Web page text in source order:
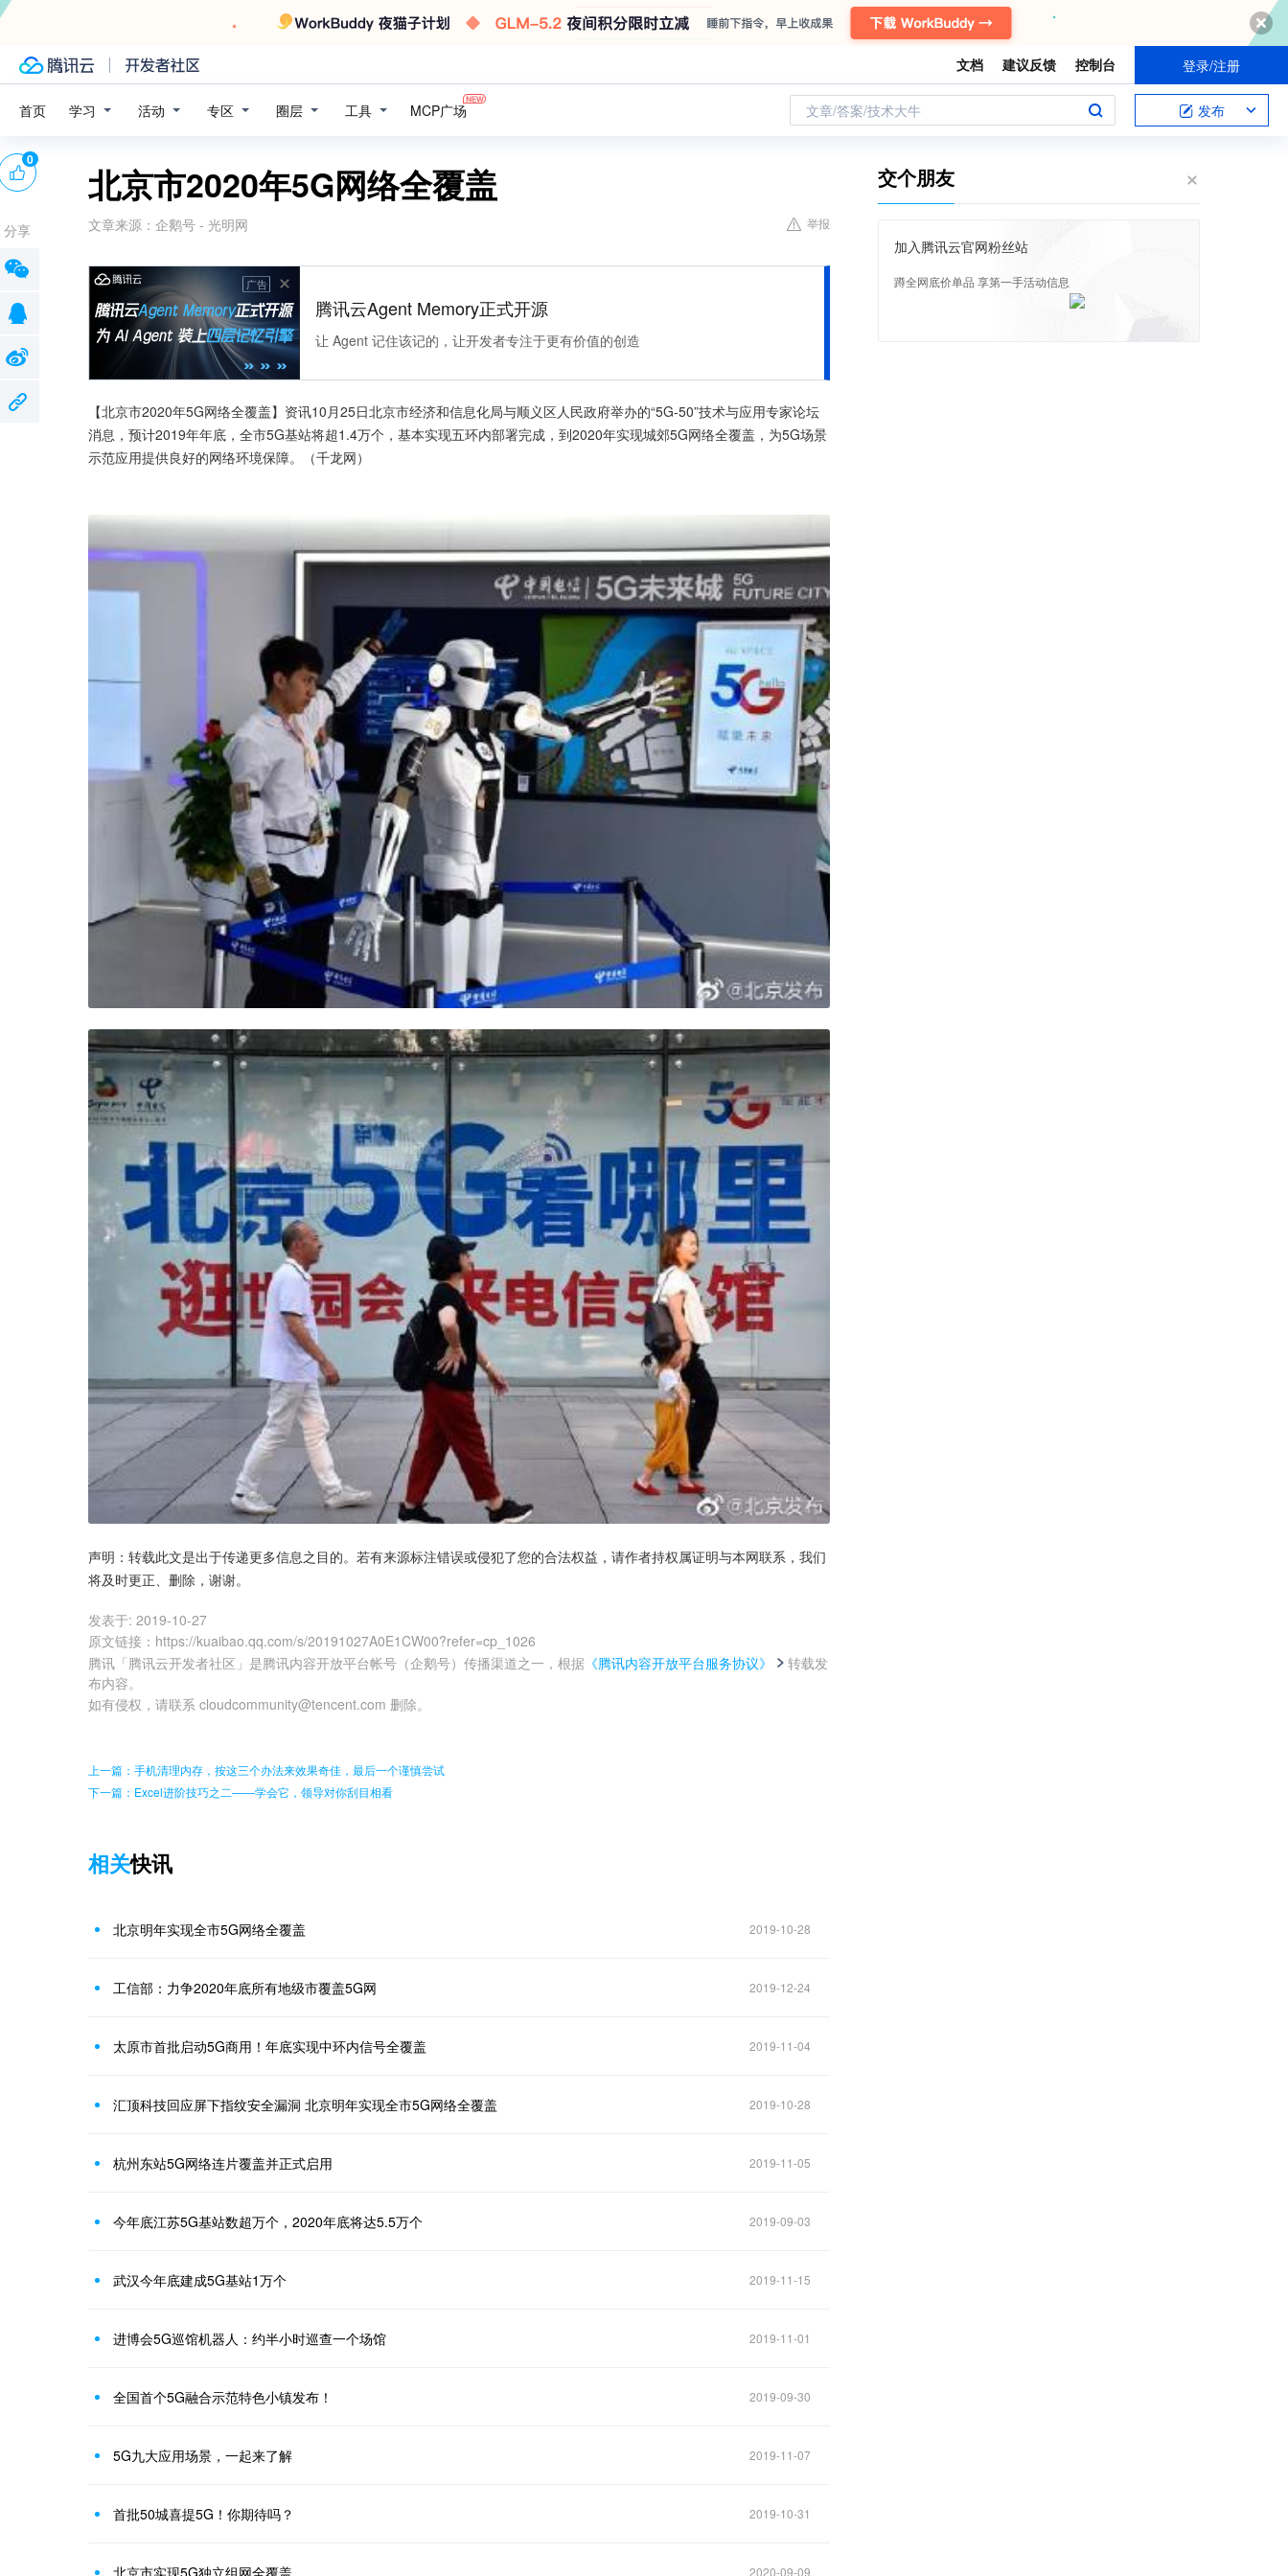
文档 建议反馈 控制台 登录/注册
首页 学习 活动 专区 圈层 工具 MCP广场 文章/答案/技术大牛 发布
北京市2020年5G网络全覆盖
文章来源： 企鹅号 - 光明网 举报
广告
腾讯云Agent Memory正式开源
让 Agent 记住该记的，让开发者专注于更有价值的创造
【北京市2020年5G网络全覆盖】资讯10月25日北京市经济和信息化局与顺义区人民政府举办的“5G-50”技术与应用专家论坛
消息，预计2019年年底，全市5G基站将超1.4万个，基本实现五环内部署完成，到2020年实现城郊5G网络全覆盖，为5G场景
示范应用提供良好的网络环境保障。（千龙网） ​
声明：转载此文是出于传递更多信息之目的。若有来源标注错误或侵犯了您的合法权益，请作者持权属证明与本网联系，我们
将及时更正、删除，谢谢。
发表于: 2019-10-27
原文链接 ： https://kuaibao.qq.com/s/20191027A0E1CW00?refer=cp_1026
腾讯「腾讯云开发者社区」是腾讯内容开放平台帐号（企鹅号）传播渠道之一，根据 《腾讯内容开放平台服务协议》
转载发
布内容。
如有侵权，请联系 cloudcommunity@tencent.com 删除。
0
分享
上一篇：手机清理内存，按这三个办法来效果奇佳，最后一个谨慎尝试
下一篇：Excel进阶技巧之二——学会它，领导对你刮目相看
相关快讯
北京明年实现全市5G网络全覆盖 2019-10-28
工信部：力争2020年底所有地级市覆盖5G网 2019-12-24
太原市首批启动5G商用！年底实现中环内信号全覆盖 2019-11-04
汇顶科技回应屏下指纹安全漏洞 北京明年实现全市5G网络全覆盖 2019-10-28
杭州东站5G网络连片覆盖并正式启用 2019-11-05
今年底江苏5G基站数超万个，2020年底将达5.5万个 2019-09-03
武汉今年底建成5G基站1万个 2019-11-15
进博会5G巡馆机器人：约半小时巡查一个场馆 2019-11-01
全国首个5G融合示范特色小镇发布！ 2019-09-30
5G九大应用场景，一起来了解 2019-11-07
首批50城喜提5G！你期待吗？ 2019-10-31
北京市实现5G独立组网全覆盖 2020-09-09
交个朋友
加入腾讯云官网粉丝站
蹲全网底价单品 享第一手活动信息